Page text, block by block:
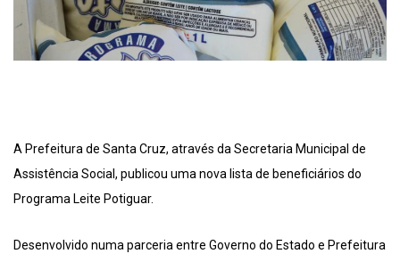
A Prefeitura de Santa Cruz, através da Secretaria Municipal de
Assistência Social, publicou uma nova lista de beneficiários do
Programa Leite Potiguar.
Desenvolvido numa parceria entre Governo do Estado e Prefeitura